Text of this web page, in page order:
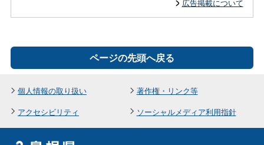
広告掲載について
ページの先頭へ戻る
個人情報の取り扱い
著作権・リンク等
アクセシビリティ
ソーシャルメディア利用指針